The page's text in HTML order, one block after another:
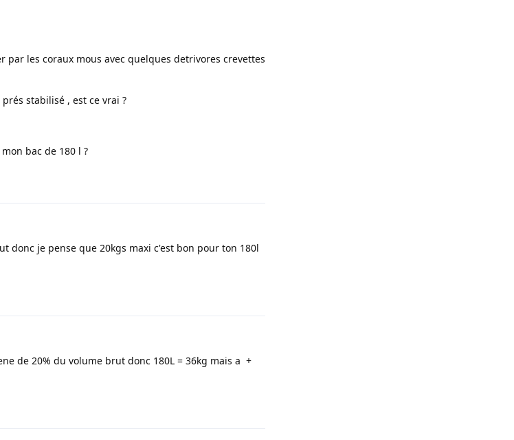
par les coraux mous avec quelques detrivores crevettes
stabilisé , est ce vrai ?
bac de 180 l ?
donc je pense que 20kgs maxi c'est bon pour ton 180l
de 20% du volume brut donc 180L = 36kg mais a +